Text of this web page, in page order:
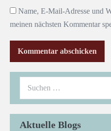
Name, E-Mail-Adresse und
meinen nächsten Kommentar
Aktuelle Blogs